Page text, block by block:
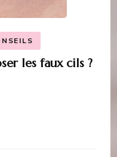
les faux cils ?